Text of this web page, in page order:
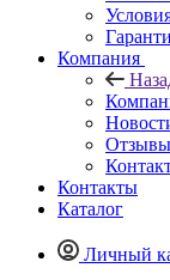
Компания
Отзывы
Контакты
Каталог
Личный